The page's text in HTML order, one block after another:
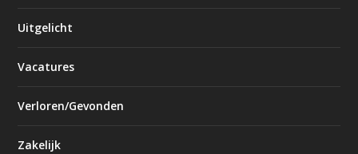
Uitgelicht
Vacatures
Verloren/Gevonden
Zakelijk